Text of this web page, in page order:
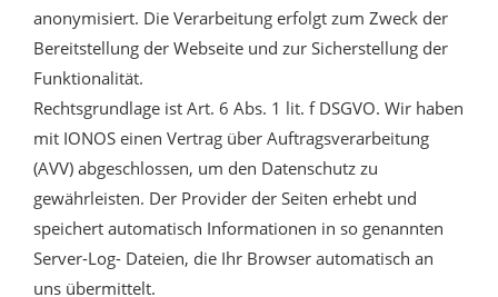
anonymisiert. Die Verarbeitung erfolgt zum Zweck der
Bereitstellung der Webseite und zur Sicherstellung der
Funktionalität.
Rechtsgrundlage ist Art. 6 Abs. 1 lit. f DSGVO. Wir haben
mit IONOS einen Vertrag über Auftragsverarbeitung
(AVV) abgeschlossen, um den Datenschutz zu
gewährleisten. Der Provider der Seiten erhebt und
speichert automatisch Informationen in so genannten
Server-Log- Dateien, die Ihr Browser automatisch an
uns übermittelt.